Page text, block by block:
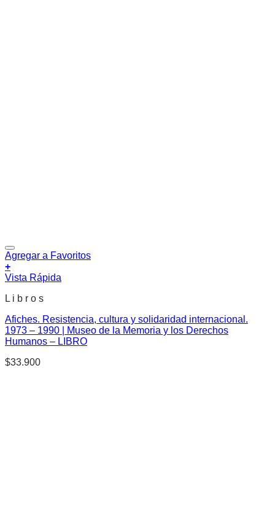
Agregar a Favoritos
+
Vista Rápida
L i b r o s
Afiches. Resistencia, cultura y solidaridad internacional.
1973 – 1990 | Museo de la Memoria y los Derechos
Humanos – LIBRO
$33.900